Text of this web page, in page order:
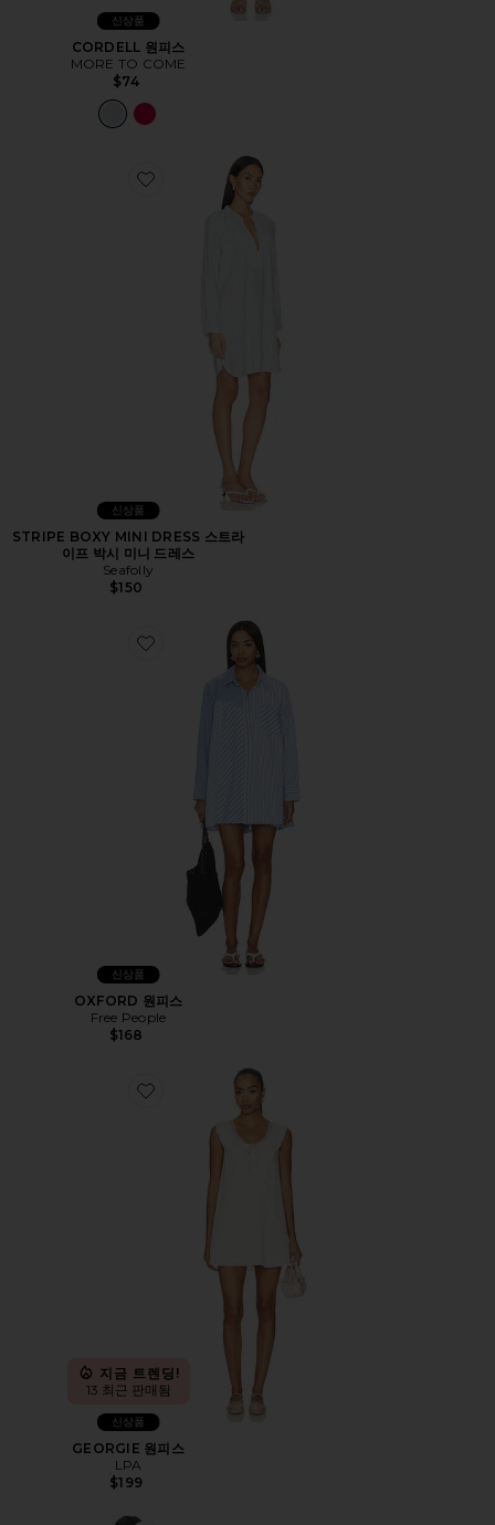
신상품
CORDELL 원피스
MORE TO COME
$74
Favorite STRIPE BOXY MINI DRESS 스트라이프 박시 미
신상품
STRIPE BOXY MINI DRESS 스트라
이프 박시 미니 드레스
Seafolly
$150
Favorite OXFORD 원피스
신상품
OXFORD 원피스
Free People
$168
Favorite GEORGIE 원피스
지금 트렌딩!
13 최근 판매됨
신상품
GEORGIE 원피스
LPA
$199